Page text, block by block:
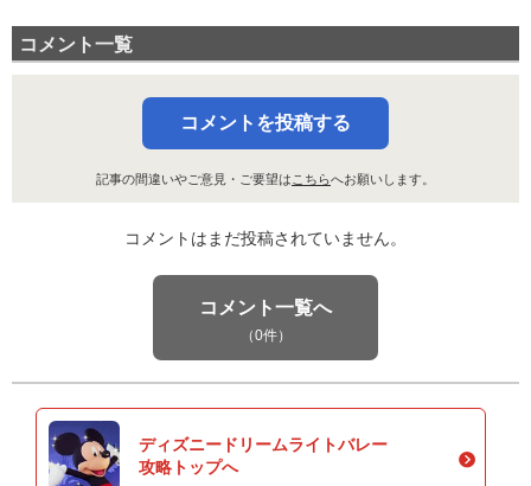
コメント一覧
コメントを投稿する
記事の間違いやご意見・ご要望は こちらへお願いします。
コメントはまだ投稿されていません。
コメント一覧へ
（0件）
ディズニードリームライトバレー
攻略トップへ